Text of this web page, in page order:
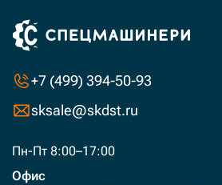
+7 (499) 394-50-93
sksale@skdst.ru
Пн-Пт 8:00–17:00
Офис